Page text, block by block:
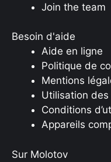
Join the team
Besoin d'aide
Aide en ligne
Politique de
Mentions
Utilisation des
Conditions
Appareils
Sur Molotov